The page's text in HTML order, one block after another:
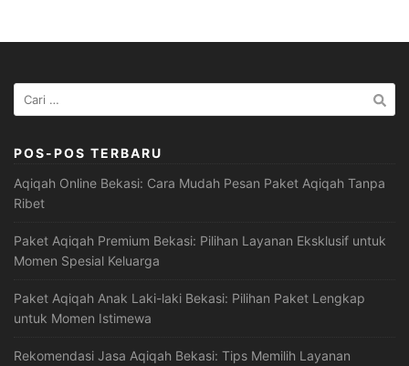
Cari
untuk:
POS-POS TERBARU
Aqiqah Online Bekasi: Cara Mudah Pesan Paket Aqiqah Tanpa
Ribet
Paket Aqiqah Premium Bekasi: Pilihan Layanan Eksklusif untuk
Momen Spesial Keluarga
Paket Aqiqah Anak Laki-laki Bekasi: Pilihan Paket Lengkap
untuk Momen Istimewa
Rekomendasi Jasa Aqiqah Bekasi: Tips Memilih Layanan